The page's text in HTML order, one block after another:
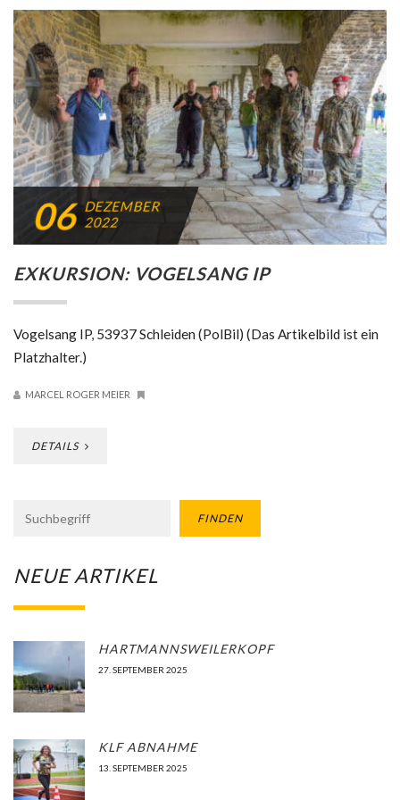
06 DEZEMBER
2022
EXKURSION: VOGELSANG IP
Vogelsang IP, 53937 Schleiden (PolBil) (Das Artikelbild ist ein
Platzhalter.)
MARCEL ROGER MEIER
DETAILS
FINDEN
NEUE ARTIKEL
HARTMANNSWEILERKOPF
27. SEPTEMBER 2025
KLF ABNAHME
13. SEPTEMBER 2025